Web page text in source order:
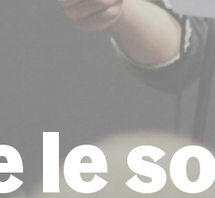
le